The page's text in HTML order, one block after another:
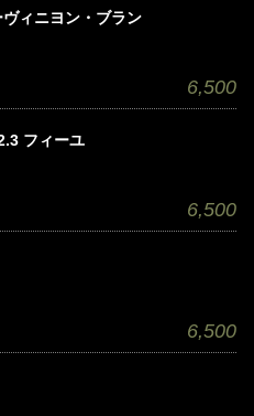
ィニヨン・ブラン
6,500
フィーユ
6,500
6,500